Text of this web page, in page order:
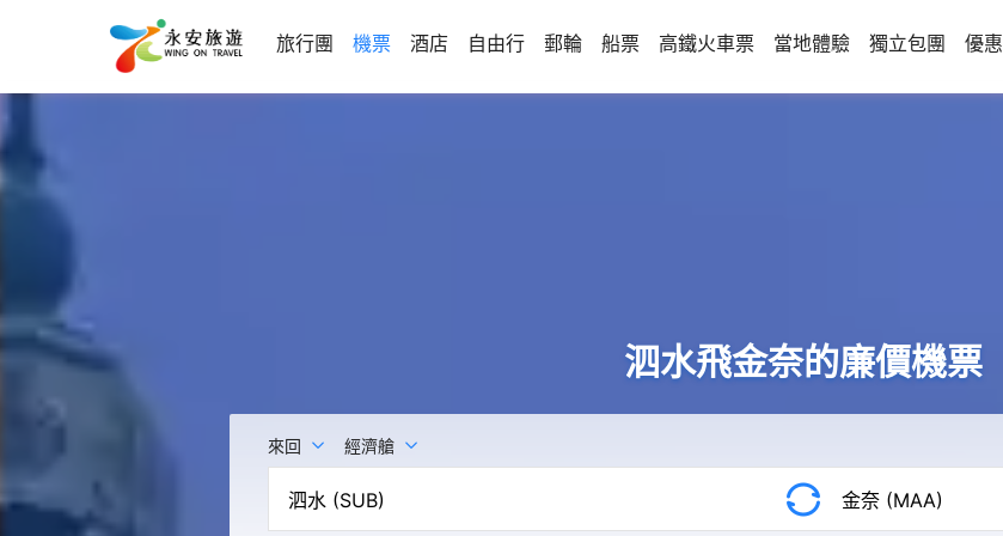
旅行團 機票 酒店 自由行 郵輪 船票 高鐵火車票 當地體驗 獨立包團 優惠
泗水飛金奈的廉價機票
來回 經濟艙